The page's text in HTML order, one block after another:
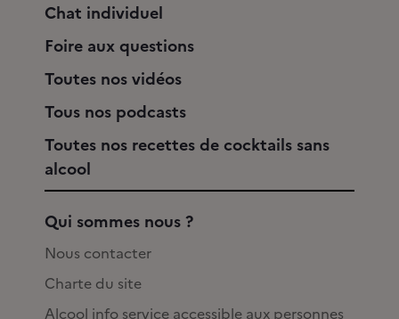
Chat individuel
Foire aux questions
Toutes nos vidéos
Tous nos podcasts
Toutes nos recettes de cocktails sans
alcool
Qui sommes nous ?
Nous contacter
Charte du site
Alcool info service accessible aux personnes